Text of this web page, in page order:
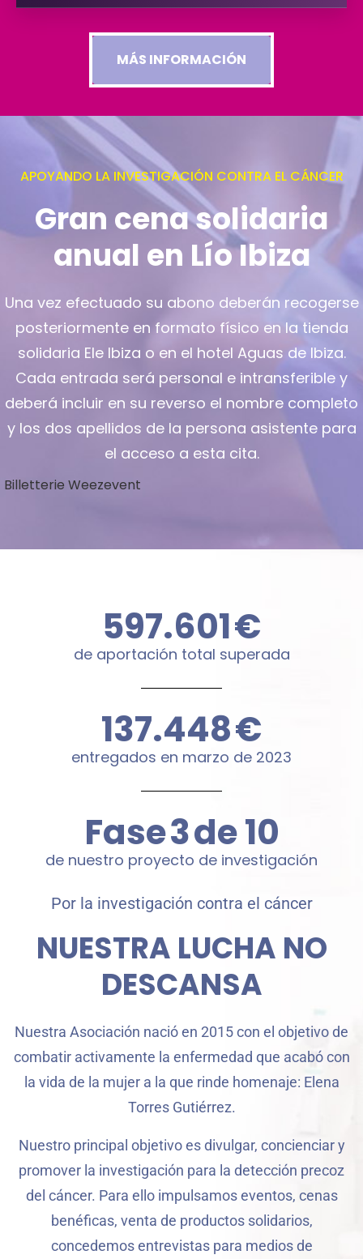
MÁS INFORMACIÓN
APOYANDO LA INVESTIGACIÓN CONTRA EL CÁNCER
Gran cena solidaria
anual en Lío Ibiza
Una vez efectuado su abono deberán recogerse
posteriormente en formato físico en la tienda
solidaria Ele Ibiza o en el hotel Aguas de Ibiza.
Cada entrada será personal e intransferible y
deberá incluir en su reverso el nombre completo
y los dos apellidos de la persona asistente para
el acceso a esta cita.
Billetterie Weezevent
600.000€
de aportación total superada
144.000€
entregados en marzo de 2023
Fase4de 10
de nuestro proyecto de investigación
Por la investigación contra el cáncer
NUESTRA LUCHA NO
DESCANSA
Nuestra Asociación nació en 2015 con el objetivo de
combatir activamente la enfermedad que acabó con
la vida de la mujer a la que rinde homenaje: Elena
Torres Gutiérrez.
Nuestro principal objetivo es divulgar, concienciar y
promover la investigación para la detección precoz
del cáncer. Para ello impulsamos eventos, cenas
benéficas, venta de productos solidarios,
concedemos entrevistas para medios de